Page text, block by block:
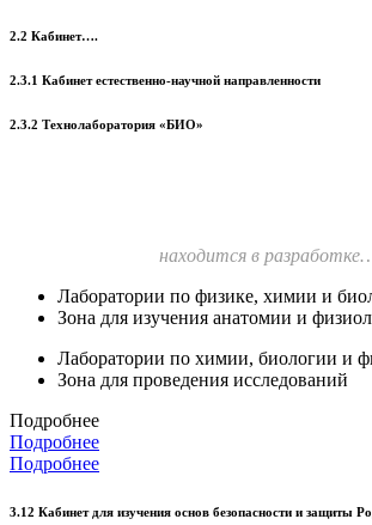
2.2 Кабинет….
2.3.1 Кабинет естественно-научной направленности
2.3.2 Технолаборатория «БИО»
находится в
Лаборатории по физике, химии и
Зона для изучения анатомии и
Лаборатории по химии, биологии и
Зона для проведения исследований
Подробнее
Подробнее
Подробнее
3.12 Кабинет для изучения основ безопасности и защиты